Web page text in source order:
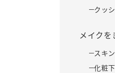
クッ
メイクを
スキ
化粧